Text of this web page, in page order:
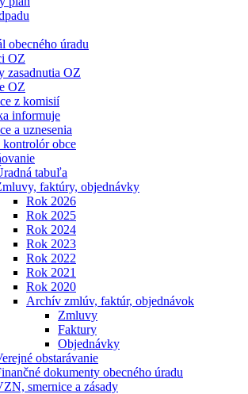
obecného úradu
OZ
zasadnutia OZ
OZ
z komisií
informuje
a uznesenia
obce
tabuľa
faktúry, objednávky
Rok 2026
Rok 2025
Rok 2024
Rok 2023
Rok 2022
Rok 2021
Rok 2020
Archív zmlúv, faktúr, objednávok
Zmluvy
Faktury
Objednávky
obstarávanie
dokumenty obecného úradu
smernice a zásady